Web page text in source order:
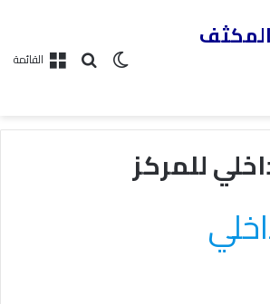
القائمة
للمركز